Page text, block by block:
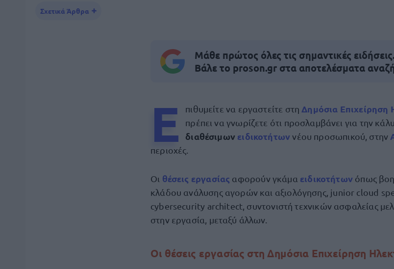
Σχετικά Άρθρα
Μάθε πρώτος όλες τις σημαντικές ειδήσεις.
Βάλε το proson.gr στα αποτελέσματα
Ε πιθυμείτε να εργαστείτε στη Δημόσια Επιχείρηση
πρέπει να γνωρίζετε ότι προσλαμβάνει για την
διαθέσιμων ειδικοτήτων νέου προσωπικού, στην
περιοχές.
Οι θέσεις εργασίας αφορούν γκάμα ειδικοτήτων όπως
κλάδου ανάλυσης αγορών και αξιολόγησης, junior cloud
cybersecurity architect, συντονιστή τεχνικών ασφαλείας
στην εργασία, μεταξύ άλλων.
Οι θέσεις εργασίας στη Δημόσια Επιχείρηση